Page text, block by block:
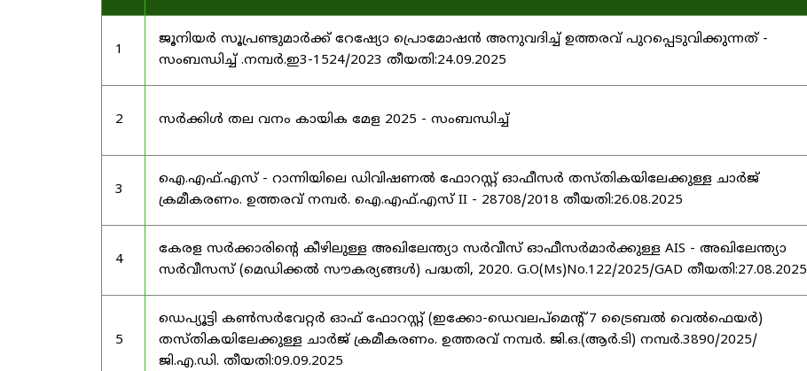
1
ജൂനിയർ സൂപ്രണ്ടുമാർക്ക് റേഷ്യോ പ്രൊമോഷൻ അനുവദിച്ച് ഉത്തരവ് പുറപ്പെടുവിക്കുന്നത് -
സംബന്ധിച്ച് .നമ്പർ.ഇ3-1524/2023 തീയതി:24.09.2025
2 സർക്കിൾ തല വനം കായിക മേള 2025 - സംബന്ധിച്ച്
3
ഐ.എഫ്.എസ് - റാന്നിയിലെ ഡിവിഷണൽ ഫോറസ്റ്റ് ഓഫീസർ തസ്തികയിലേക്കുള്ള ചാർജ്
ക്രമീകരണം. ഉത്തരവ് നമ്പർ. ഐ.എഫ്.എസ് II - 28708/2018 തീയതി:26.08.2025
4
കേരള സർക്കാരിന്റെ കീഴിലുള്ള അഖിലേന്ത്യാ സർവീസ് ഓഫീസർമാർക്കുള്ള AIS - അഖിലേന്ത്യാ
സർവീസസ് (മെഡിക്കൽ സൗകര്യങ്ങൾ) പദ്ധതി, 2020. G.O(Ms)No.122/2025/GAD തീയതി:27.08.2025
5
ഡെപ്യൂട്ടി കൺസർവേറ്റർ ഓഫ് ഫോറസ്റ്റ് (ഇക്കോ-ഡെവലപ്മെന്റ് 7 ട്രൈബൽ വെൽഫെയർ)
തസ്തികയിലേക്കുള്ള ചാർജ് ക്രമീകരണം. ഉത്തരവ് നമ്പർ. ജി.ഒ.(ആർ.ടി) നമ്പർ.3890/2025/
ജി.എ.ഡി. തീയതി:09.09.2025